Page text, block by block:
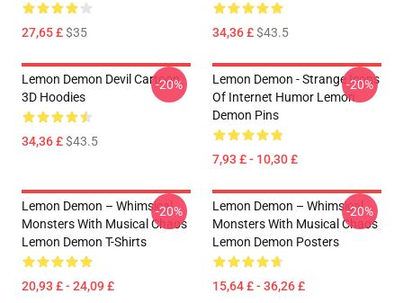
27,65 £$35 34,36 £$43.5
Lemon Demon Devil Cartoon
3D Hoodies
34,36 £$43.5
-20%
Lemon Demon - Strange Icons
Of Internet Humor Lemon
Demon Pins
7,93 £ - 10,30 £
-20%
Lemon Demon – Whimsical
Monsters With Musical Chaos
Lemon Demon T-Shirts
20,93 £ - 24,09 £
-20%
Lemon Demon – Whimsical
Monsters With Musical Chaos
Lemon Demon Posters
15,64 £ - 36,26 £
-20%